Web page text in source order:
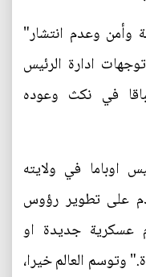
وأمن وعدم انتشار"
ادارة الرئيس
في نكث وعوده
الرئيس اوباما في ولايته
على تطوير رؤوس
عسكرية جديدة او
العالم خيرا،